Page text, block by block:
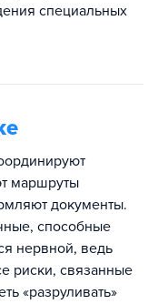
специальных
маршруты
документы.
способные
нервной, ведь
риски, связанные
«разруливать»